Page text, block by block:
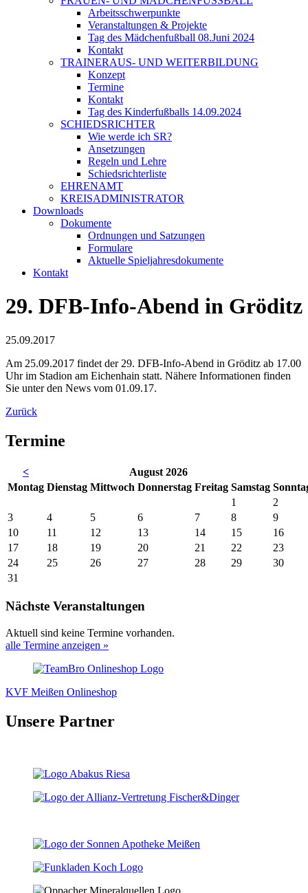
Arbeitsschwerpunkte
Veranstaltungen & Projekte
Tag des Mädchenfußball 08.Juni 2024
Kontakt
TRAINERAUS- UND WEITERBILDUNG
Konzept
Termine
Kontakt
Tag des Kinderfußballs 14.09.2024
SCHIEDSRICHTER
Wie werde ich SR?
Ansetzungen
Regeln und Lehre
Schiedsrichterliste
EHRENAMT
KREISADMINISTRATOR
Downloads
Dokumente
Ordnungen und Satzungen
Formulare
Aktuelle Spieljahresdokumente
Kontakt
29. DFB-Info-Abend in Gröditz
25.09.2017
Am 25.09.2017 findet der 29. DFB-Info-Abend in Gröditz ab 17.00
Uhr im Stadion am Eichenhain statt. Nähere Informationen finden
Sie unter den News vom 01.09.17.
Zurück
Termine
<
August 2026
Montag Dienstag Mittwoch Donnerstag Freitag Samstag So
1
2
3
4 5 6 7 8
9
10
11 12 13 14 15
16
17
18 19 20 21 22
23
24
25 26 27 28 29
30
31
Nächste Veranstaltungen
Aktuell sind keine Termine vorhanden.
alle Termine anzeigen »
KVF Meißen Onlineshop
Unsere Partner